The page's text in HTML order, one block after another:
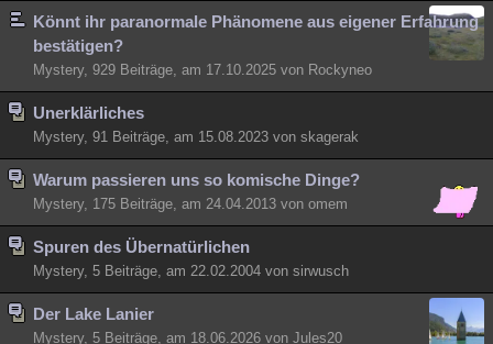
Könnt ihr paranormale Phänomene aus eigener Erfahrung
bestätigen?
Mystery, 929 Beiträge, am 17.10.2025 von Rockyneo
Unerklärliches
Mystery, 91 Beiträge, am 15.08.2023 von skagerak
Warum passieren uns so komische Dinge?
Mystery, 175 Beiträge, am 24.04.2013 von omem
Spuren des Übernatürlichen
Mystery, 5 Beiträge, am 22.02.2004 von sirwusch
Der Lake Lanier
Mystery, 5 Beiträge, am 18.06.2026 von Jules20